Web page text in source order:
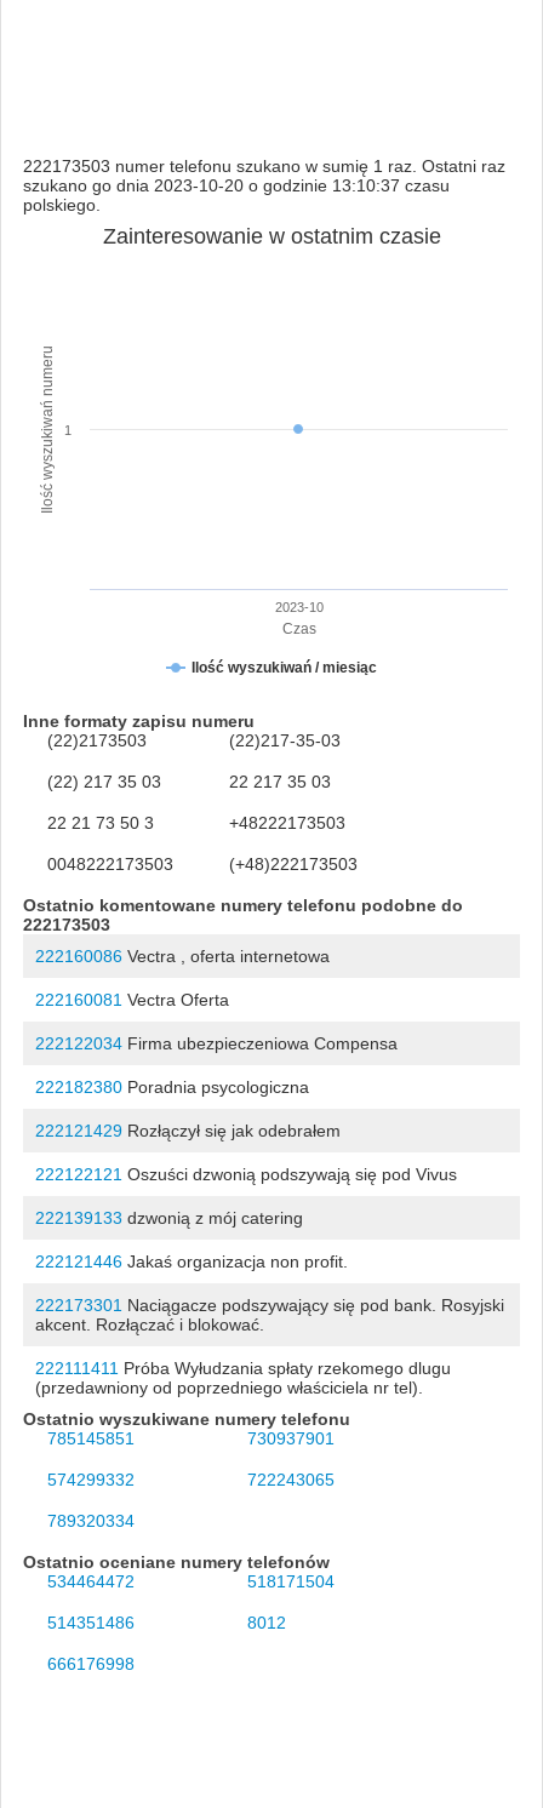
222173503 numer telefonu szukano w sumię 1 raz. Ostatni raz
szukano go dnia 2023-10-20 o godzinie 13:10:37 czasu
polskiego.
Czas
Ilość wyszukiwań numeru
Zainteresowanie w ostatnim czasie
Ilość wyszukiwań / miesiąc
2023-10
1
Inne formaty zapisu numeru
(22)2173503
(22)217-35-03
(22) 217 35 03 22 217 35 03
22 21 73 50 3 +48222173503
0048222173503 (+48)222173503
Ostatnio komentowane numery telefonu podobne do
222173503
222160086Vectra , oferta internetowa
222160081 Vectra Oferta
222122034Firma ubezpieczeniowa Compensa
222182380Poradnia psycologiczna
222121429Rozłączył się jak odebrałem
222122121 Oszuści dzwonią podszywają się pod Vivus
222139133 dzwonią z mój catering
222121446Jakaś organizacja non profit.
222173301 Naciągacze podszywający się pod bank. Rosyjski
akcent. Rozłączać i blokować.
222111411 Próba Wyłudzania spłaty rzekomego dlugu
(przedawniony od poprzedniego właściciela nr tel).
Ostatnio wyszukiwane numery telefonu
785145851
730937901
574299332 722243065
789320334
Ostatnio oceniane numery telefonów
534464472
518171504
514351486 8012
666176998